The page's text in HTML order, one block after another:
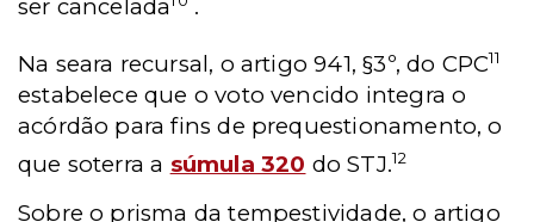
ser cancelada .
Na seara recursal, o artigo 941, §3º, do CPC11
estabelece que o voto vencido integra o
acórdão para fins de prequestionamento, o
que soterra a súmula 320 do STJ.12
Sobre o prisma da tempestividade, o artigo